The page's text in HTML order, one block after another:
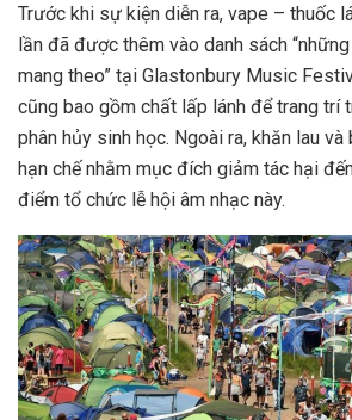
Trước khi sự kiện diễn ra, vape – thuốc
lần đã được thêm vào danh sách
mang theo” tại Glastonbury Music
cũng bao gồm chất lấp lánh để trang trí
phân hủy sinh học. Ngoài ra, khăn lau
hạn chế nhằm mục đích giảm tác hại
điểm tổ chức lễ hội âm nhạc này.